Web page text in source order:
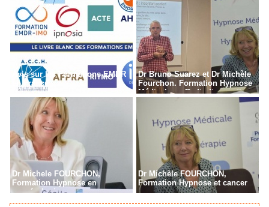
Avis sur les Formations EMDR
en France
Dr Bruno Suarez et Dr Michèle
Fourchon. Formation Hypnose
Médicale en Radiodiagnostic,
Dr Michele FOURCHON,
Formation Hypnose en
cancérologie
Dr Michèle FOURCHON,
Formation Hypnose et cancer